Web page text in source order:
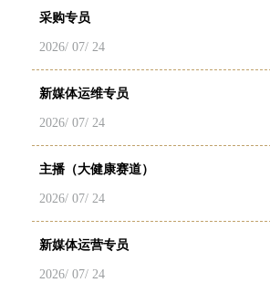
采购专员
2026/ 07/ 24
新媒体运维专员
2026/ 07/ 24
主播（大健康赛道）
2026/ 07/ 24
新媒体运营专员
2026/ 07/ 24